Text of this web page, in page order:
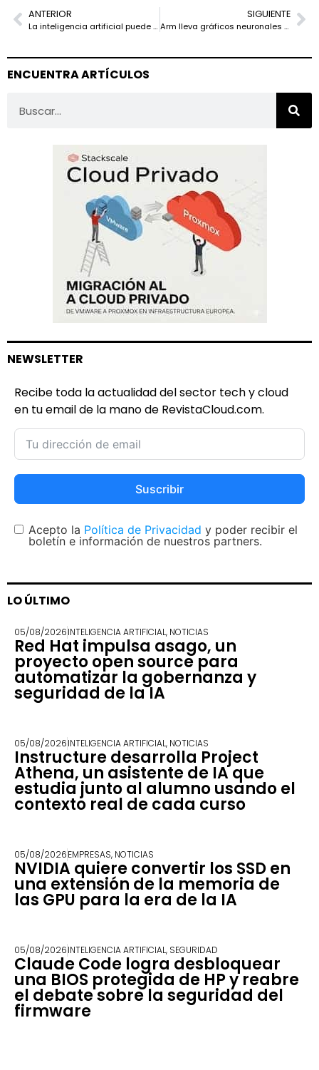
ANTERIOR
La inteligencia artificial puede ser real y aun así alimentar una burbuja
SIGUIENTE
Arm lleva gráficos neuronales al gaming móvil con Neural Dawn
ENCUENTRA ARTÍCULOS
NEWSLETTER
Recibe toda la actualidad del sector tech y cloud
en tu email de la mano de RevistaCloud.com.
Suscribir
Acepto la Política de Privacidad y poder recibir el
boletín e información de nuestros partners.
LO ÚLTIMO
05/08/2026INTELIGENCIA ARTIFICIAL, NOTICIAS
Red Hat impulsa asago, un
proyecto open source para
automatizar la gobernanza y
seguridad de la IA
05/08/2026INTELIGENCIA ARTIFICIAL, NOTICIAS
Instructure desarrolla Project
Athena, un asistente de IA que
estudia junto al alumno usando el
contexto real de cada curso
05/08/2026EMPRESAS, NOTICIAS
NVIDIA quiere convertir los SSD en
una extensión de la memoria de
las GPU para la era de la IA
05/08/2026INTELIGENCIA ARTIFICIAL, SEGURIDAD
Claude Code logra desbloquear
una BIOS protegida de HP y reabre
el debate sobre la seguridad del
firmware